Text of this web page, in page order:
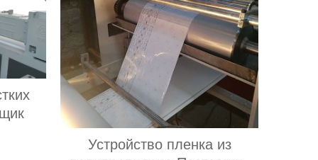
Устройство пленка из